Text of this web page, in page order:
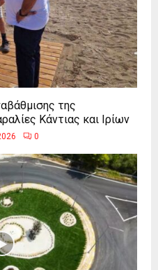
της
Κάντιας και Ιρίων
0